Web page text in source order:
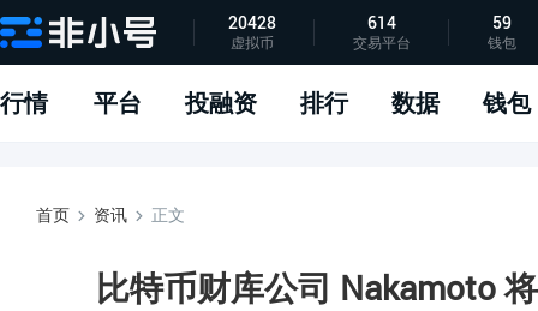
APP下载
指标说明
问题反馈
20428
虚拟币
614
交易平台
59
钱包
行情 平台 投融资 排行 数据 钱包
首页 资讯 正文
比特币财库公司 Nakamoto